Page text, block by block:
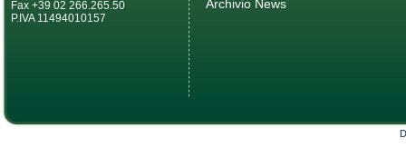
Fax +39 02 266.265.50
P.IVA 11494010157
Archivio News